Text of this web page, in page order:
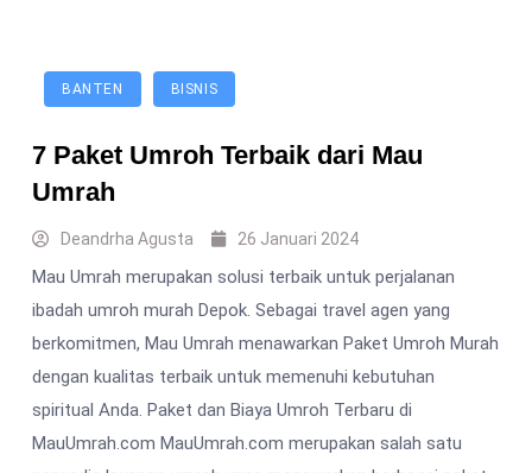
BANTEN BISNIS
7 Paket Umroh Terbaik dari Mau
Umrah
Deandrha Agusta 26 Januari 2024
Mau Umrah merupakan solusi terbaik untuk perjalanan
ibadah umroh murah Depok. Sebagai travel agen yang
berkomitmen, Mau Umrah menawarkan Paket Umroh Murah
dengan kualitas terbaik untuk memenuhi kebutuhan
spiritual Anda. Paket dan Biaya Umroh Terbaru di
MauUmrah.com MauUmrah.com merupakan salah satu